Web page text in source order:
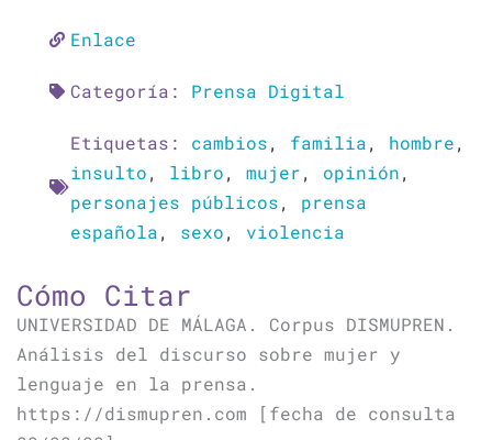
Enlace
Categoría: Prensa Digital
Etiquetas: cambios, familia, hombre,
insulto, libro, mujer, opinión,
personajes públicos, prensa
española, sexo, violencia
Cómo Citar
UNIVERSIDAD DE MÁLAGA. Corpus DISMUPREN.
Análisis del discurso sobre mujer y
lenguaje en la prensa.
https://dismupren.com [fecha de consulta